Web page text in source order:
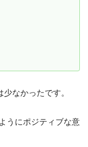
なかったです。
うにポジティブな意